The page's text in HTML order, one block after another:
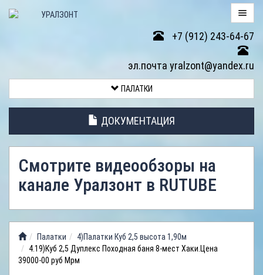
+7 (912) 243-64-67
эл.почта yralzont@yandex.ru
ТОВАРА
ПАЛАТОК
АНТИДОЖДЕВЫЕ
ТЕНТЫ
ВИДЕООБЗОР
ПАЛАТКИ
ДОКУМЕНТАЦИЯ
Смотрите видеообзоры на
канале Уралзонт в RUTUBE
Палатки
4)Палатки Куб 2,5 высота 1,90м
4.19)Куб 2,5 Дуплекс Походная баня 8-мест Хаки.Цена
39000-00 руб Мрм